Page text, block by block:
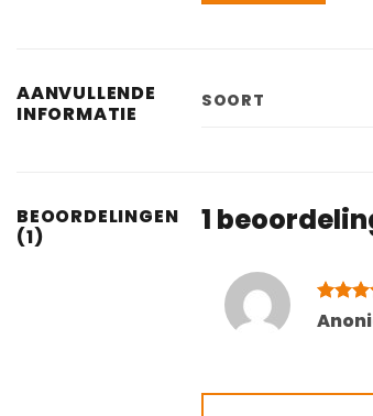
AANVULLENDE
INFORMATIE
SOORT
BEOORDELINGEN
(1)
1
5 uit 5